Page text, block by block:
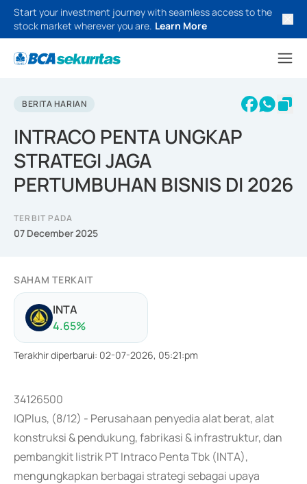
Start your investment journey with seamless access to the
stock market wherever you are. Learn More
BERITA HARIAN
INTRACO PENTA UNGKAP
STRATEGI JAGA
PERTUMBUHAN BISNIS DI 2026
TERBIT PADA
07 December 2025
SAHAM TERKAIT
INTA
4.65%
Terakhir diperbarui: 02-07-2026, 05:21:pm
34126500
IQPlus, (8/12) - Perusahaan penyedia alat berat, alat
konstruksi & pendukung, fabrikasi & infrastruktur, dan
pembangkit listrik PT Intraco Penta Tbk (INTA),
mengungkapkan berbagai strategi sebagai upaya